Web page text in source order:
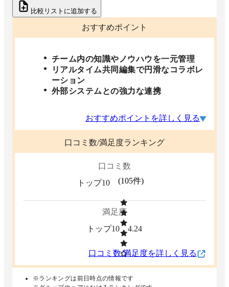
比較リストに追加する
おすすめポイント
チーム内の知識やノウハウを一元管理
リアルタイム共同編集で円滑なコラボレ
ーション
外部システムとの強力な連携
おすすめポイントを詳しく見る
口コミ数/満足度ランキング
口コミ数
トップ10
(105件)
満足度
トップ10
4.24
口コミ数/満足度を詳しく見る
※ランキングは前日時点の情報です